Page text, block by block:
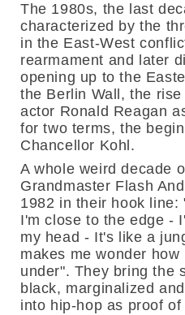
The 1980s, the last
characterized by the
in the East-West
rearmament and later
opening up to the
the Berlin Wall, the
actor Ronald Reagan
for two terms, the
Chancellor Kohl.
A whole weird decade
Grandmaster Flash
1982 in their hook line:
I'm close to the edge -
my head - It's like a
makes me wonder
under". They bring the
black, marginalized
into hip-hop as proof